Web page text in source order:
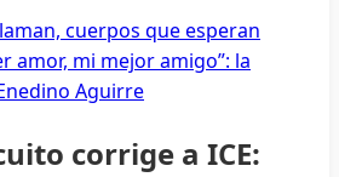
cuerpos que esperan
amor, mi mejor amigo”: la
Aguirre
corrige a ICE: